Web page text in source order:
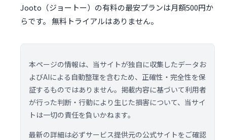
Jooto（ジョートー）の有料の最安プランは月額500円か
らです。 無料トライアルはありません。
本ページの情報は、当サイトが独自に収集したデータお
よびAIによる自動整理を含むため、正確性・完全性を保
証するものではありません。掲載内容に基づいて利用者
が行った判断・行動により生じた損害について、当サイ
トは一切の責任を負いかねます。
最新の詳細は必ずサービス提供元の公式サイトをご確認